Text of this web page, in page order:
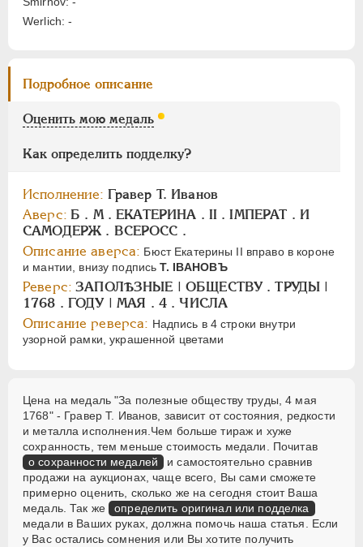
Werlich: -
Подробное описание
Оценить мою медаль
Как определить подделку?
Исполнение: Гравер Т. Иванов
Аверс: Б . М . ЕКАТЕРИНА . II . IМПЕРАТ . И
САМОДЕРЖ . ВСЕРОСС .
Описание аверса: Бюст Екатерины II вправо в короне
и мантии, внизу подписьТ. IBAHOBЪ
Реверс: ЗАПОЛѢЗНЫЕ | ОБЩЕСТВУ . ТРУДЫ |
1768 . ГОДУ | МАЯ . 4 . ЧИСЛА
Описание реверса: Надпись в 4 строки внутри
узорной рамки, украшенной цветами
Цена на медаль "За полезные обществу труды, 4 мая
1768" - Гравер Т. Иванов, зависит от состояния, редкости
и металла исполнения.Чем больше тираж и хуже
сохранность, тем меньше стоимость медали. Почитав
о сохранности медалей и самостоятельно сравнив
продажи на аукционах, чаще всего, Вы сами сможете
примерно оценить, сколько же на сегодня стоит Ваша
медаль. Так же определить оригинал или подделка
медали в Ваших руках, должна помочь наша статья. Если
у Вас остались сомнения или Вы хотите получить
НИКОЛАЙ I 1826-1855
АЛЕКСАНДР III 1881-1894
НИКОЛАЙ II 1894-1917